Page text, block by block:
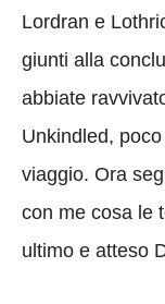
Lordran e
giunti alla
abbiate
Unkindled,
viaggio. Ora
con me cosa le
ultimo e atteso